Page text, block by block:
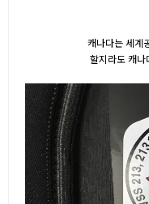
캐나다는 세계
할지라도 캐나